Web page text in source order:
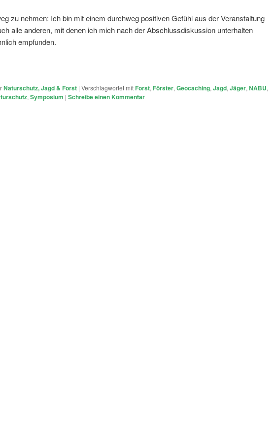
zu nehmen: Ich bin mit einem durchweg positiven Gefühl aus der Veranstaltung
alle anderen, mit denen ich mich nach der Abschlussdiskussion unterhalten
empfunden.
Naturschutz, Jagd & Forst | Verschlagwortet mitForst, Förster, Geocaching, Jagd, Jäger, NABU,
, Symposium | Schreibe einen Kommentar